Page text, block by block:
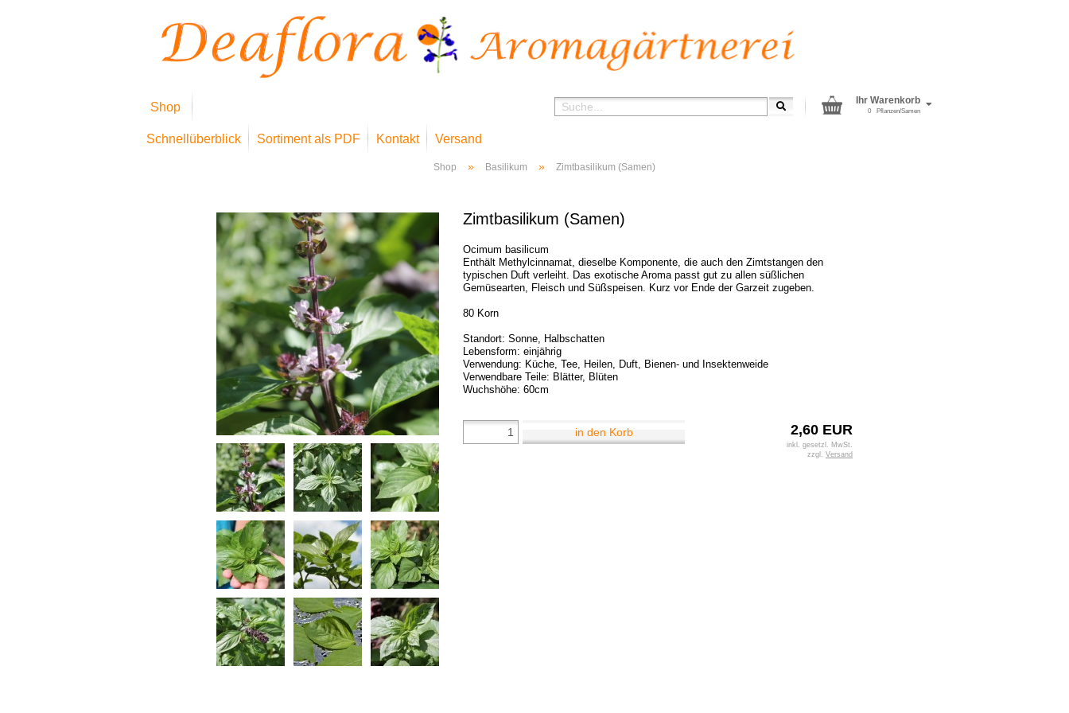
Shop
Schnellüberblick Sortiment als PDF Kontakt Versand
Ihr Warenkorb
Pflanzen/Samen
0
Shop » Basilikum » Zimtbasilikum (Samen)
Zimtbasilikum (Samen)
Ocimum basilicum
Enthält Methylcinnamat, dieselbe Komponente, die auch den Zimtstangen den
typischen Duft verleiht. Das exotische Aroma passt gut zu allen süßlichen
Gemüsearten, Fleisch und Süßspeisen. Kurz vor Ende der Garzeit zugeben.
80 Korn
Standort: Sonne, Halbschatten
Lebensform: einjährig
Verwendung: Küche, Tee, Heilen, Duft, Bienen- und Insektenweide
Verwendbare Teile: Blätter, Blüten
Wuchshöhe: 60cm
2,60 EUR
inkl. gesetzl. MwSt.
zzgl. Versand
in den Korb